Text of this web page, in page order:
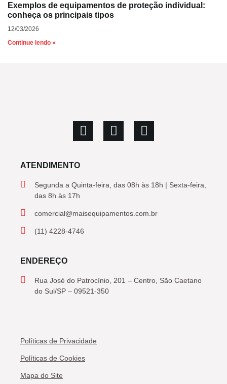
Exemplos de equipamentos de proteção individual:
conheça os principais tipos
12/03/2026
Continue lendo »
ATENDIMENTO
Segunda a Quinta-feira, das 08h às 18h | Sexta-feira,
das 8h às 17h
comercial@maisequipamentos.com.br
(11) 4228-4746
ENDEREÇO
Rua José do Patrocínio, 201 – Centro, São Caetano
do Sul/SP – 09521-350
Políticas de Privacidade
Políticas de Cookies
Mapa do Site